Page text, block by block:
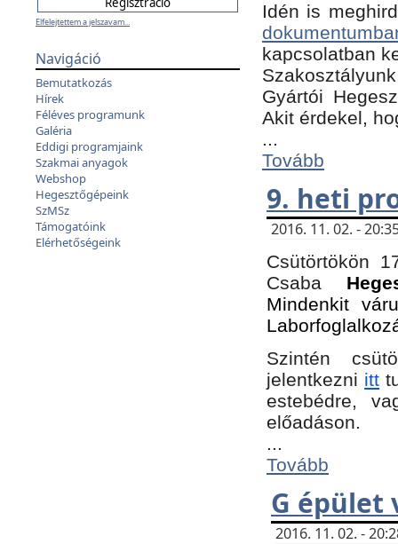
Elfelejtettem a jelszavam...
Navigáció
Bemutatkozás
Hírek
Féléves programunk
Galéria
Eddigi programjaink
Szakmai anyagok
Webshop
Hegesztőgépeink
SzMSz
Támogatóink
Elérhetőségeink
Idén is
kapcsolatban
Gyártói
Akit érdekel,
...
Tovább
9. heti
2016. 11. 02. -
Csütörtökön
Csaba
Mindenkit
Szintén
jelentkezni itt
estebédre,
előadáson.
...
Tovább
G épület
2016. 11. 02. -